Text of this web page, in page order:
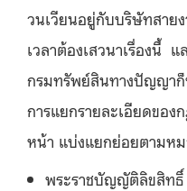
วนเวียนอยู่กับบริษัทสาย
เวลาต้องเสวนาเรื่องนี้ แ
กรมทรัพย์สินทางปัญญา
การแยกรายละเอียดขอ
หน้า แบ่งแยกย่อยตามห
พระราชบัญญัติลิขสิทธิ์